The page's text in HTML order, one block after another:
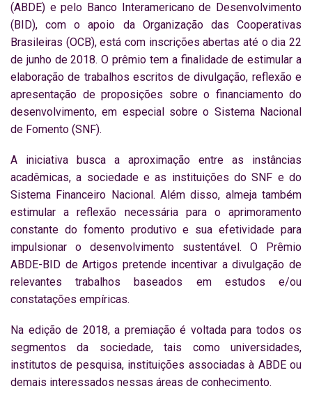
(ABDE) e pelo Banco Interamericano de Desenvolvimento
(BID), com o apoio da Organização das Cooperativas
Brasileiras (OCB), está com inscrições abertas até o dia 22
de junho de 2018. O prêmio tem a finalidade de estimular a
elaboração de trabalhos escritos de divulgação, reflexão e
apresentação de proposições sobre o financiamento do
desenvolvimento, em especial sobre o Sistema Nacional
de Fomento (SNF).
A iniciativa busca a aproximação entre as instâncias
acadêmicas, a sociedade e as instituições do SNF e do
Sistema Financeiro Nacional. Além disso, almeja também
estimular a reflexão necessária para o aprimoramento
constante do fomento produtivo e sua efetividade para
impulsionar o desenvolvimento sustentável. O Prêmio
ABDE-BID de Artigos pretende incentivar a divulgação de
relevantes trabalhos baseados em estudos e/ou
constatações empíricas.
Na edição de 2018, a premiação é voltada para todos os
segmentos da sociedade, tais como universidades,
institutos de pesquisa, instituições associadas à ABDE ou
demais interessados nessas áreas de conhecimento.